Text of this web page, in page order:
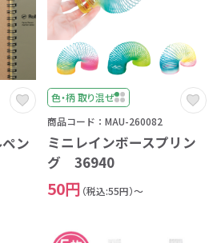
ン
色・柄 取り混ぜ
商品コード：MAU-260082
ミニレインボースプリン
グ 36940
50円 （税込:55円）～